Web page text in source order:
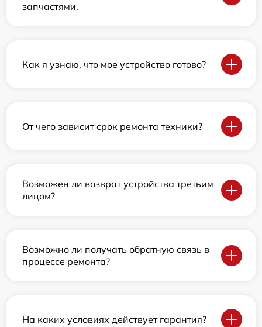
запчастями.
Как я узнаю, что мое устройство готово?
От чего зависит срок ремонта техники?
Возможен ли возврат устройства третьим
лицом?
Возможно ли получать обратную связь в
процессе ремонта?
На каких условиях действует гарантия?